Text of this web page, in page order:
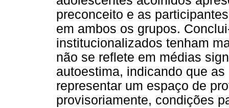
preconceito e as
em ambos os grupos.
institucionalizados tenham
não se reflete em médias
autoestima, indicando que
representar um espaço de
provisoriamente, condições